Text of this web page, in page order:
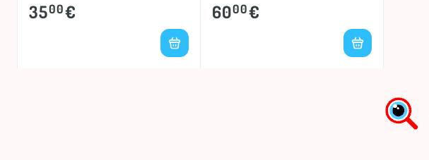
3500€ 6000€